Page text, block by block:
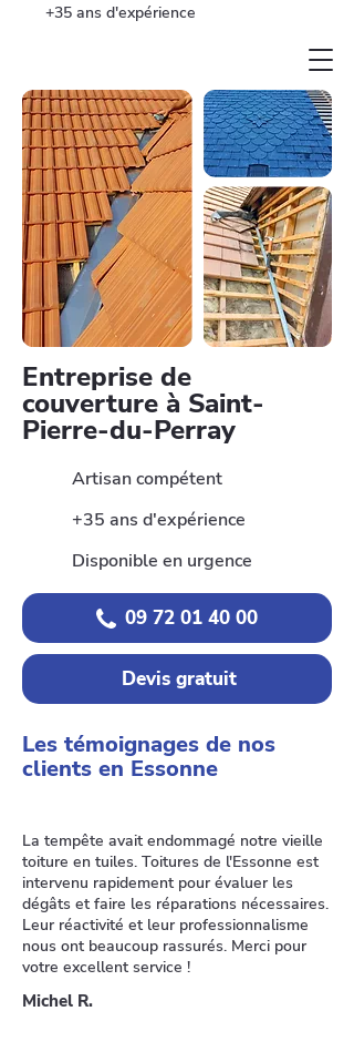
+35 ans d'expérience
Entreprise de
couverture à Saint-
Pierre-du-Perray
Artisan compétent
+35 ans d'expérience
Disponible en urgence
09 72 01 40 00
Devis gratuit
Les témoignages de nos
clients en Essonne
La tempête avait endommagé notre vieille
toiture en tuiles. Toitures de l'Essonne est
intervenu rapidement pour évaluer les
dégâts et faire les réparations nécessaires.
Leur réactivité et leur professionnalisme
nous ont beaucoup rassurés. Merci pour
votre excellent service !
Michel R.